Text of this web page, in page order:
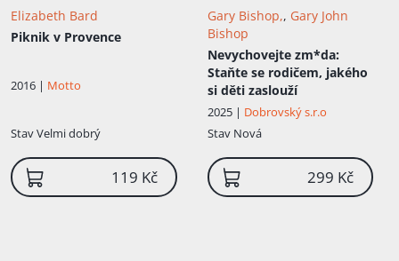
Elizabeth Bard
Piknik v Provence
2016 | Motto
StavVelmi dobrý
119 Kč
Gary Bishop,, Gary John
Bishop
Nevychovejte zm*da:
Staňte se rodičem, jakého
si děti zaslouží
2025 | Dobrovský s.r.o
Stav Nová
299 Kč